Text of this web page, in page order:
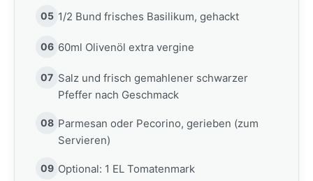
05 1/2 Bund frisches Basilikum, gehackt
06 60ml Olivenöl extra vergine
07 Salz und frisch gemahlener schwarzer
Pfeffer nach Geschmack
08 Parmesan oder Pecorino, gerieben (zum
Servieren)
09 Optional: 1 EL Tomatenmark